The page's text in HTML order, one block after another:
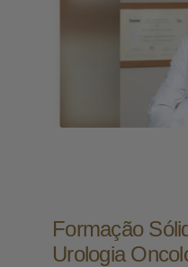
Formação
Urologia